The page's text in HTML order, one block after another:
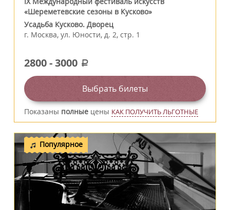
«Шереметевские сезоны в Кусково»
Усадьба Кусково. Дворец
г. Москва, ул. Юности, д. 2, стр. 1
2800-3000 a
Выбрать билеты
Показаны полные цены КАК ПОЛУЧИТЬ ЛЬГОТНЫЕ
Популярное